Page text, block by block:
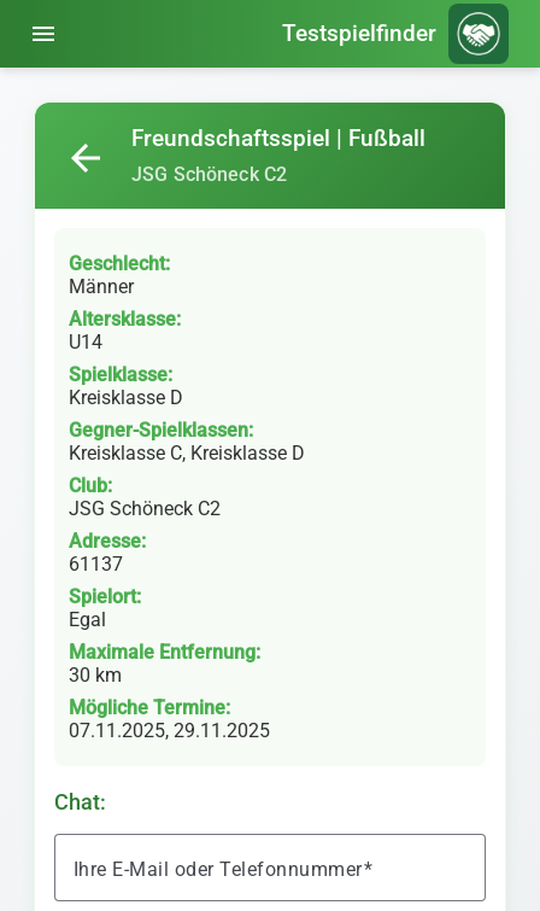
menu Testspielfinder
Freundschaftsspiel | Fußball
JSG Schöneck C2
arrow_back
Geschlecht:
Männer
Altersklasse:
U14
Spielklasse:
Kreisklasse D
Gegner-Spielklassen:
Kreisklasse C, Kreisklasse D
Club:
JSG Schöneck C2
Adresse:
61137
Spielort:
Egal
Maximale Entfernung:
30 km
Mögliche Termine:
07.11.2025, 29.11.2025
Chat:
Ihre E-Mail oder Telefonnummer